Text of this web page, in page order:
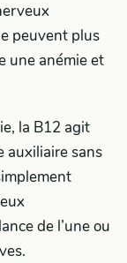
peuvent plus
une anémie et
la B12 agit
auxiliaire sans
de l’une ou